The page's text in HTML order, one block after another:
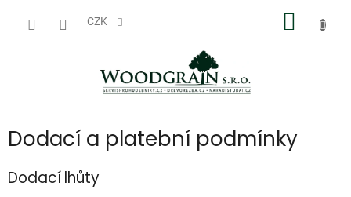
CZK
Dodací a platební podmínky
Dodacílhůty